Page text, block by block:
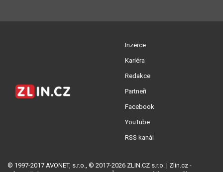
Inzerce
Kariéra
Redakce
Partneři
Facebook
YouTube
RSS kanál
© 1997-2017 AVONET, s.r.o., © 2017-2026 ZLIN.CZ s.r.o. | Zlin.cz -